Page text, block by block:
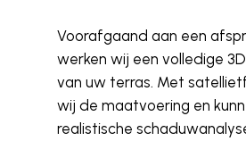
Voorafgaand aan een
werken wij een volledige
van uw terras. Met
wij de maatvoering en
realistische